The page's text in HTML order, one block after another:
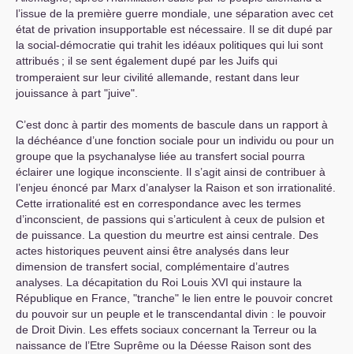
l’issue de la première guerre mondiale, une séparation avec cet
état de privation insupportable est nécessaire. Il se dit dupé par
la social-démocratie qui trahit les idéaux politiques qui lui sont
attribués ; il se sent également dupé par les Juifs qui
tromperaient sur leur civilité allemande, restant dans leur
jouissance à part "juive".
C’est donc à partir des moments de bascule dans un rapport à
la déchéance d’une fonction sociale pour un individu ou pour un
groupe que la psychanalyse liée au transfert social pourra
éclairer une logique inconsciente. Il s’agit ainsi de contribuer à
l’enjeu énoncé par Marx d’analyser la Raison et son irrationalité.
Cette irrationalité est en correspondance avec les termes
d’inconscient, de passions qui s’articulent à ceux de pulsion et
de puissance. La question du meurtre est ainsi centrale. Des
actes historiques peuvent ainsi être analysés dans leur
dimension de transfert social, complémentaire d’autres
analyses. La décapitation du Roi Louis XVI qui instaure la
République en France, "tranche" le lien entre le pouvoir concret
du pouvoir sur un peuple et le transcendantal divin : le pouvoir
de Droit Divin. Les effets sociaux concernant la Terreur ou la
naissance de l’Etre Suprême ou la Déesse Raison sont des